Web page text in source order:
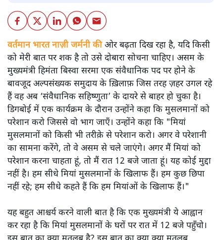
वर्तमान भारत नाज़ी जर्मनी कीओर बढ़ता दिख रहा है, यदि किसी
को मेरी बात पर शक है तो उसे दोबारा सोचना चाहिए। असम के
मुख्यमंत्री हिमंता बिस्वा सरमा एक संवैधानिक पद पर होने के
बावजूद अल्पसंख्यक समुदाय के ख़िलाफ़ जिस तरह ज़हर उगल रहे
हैं वह अब ‘संवैधानिक सहिष्णुता’ के दायरे से बाहर हो चुका है।
डिगबोई में एक कार्यक्रम के दौरान उन्होंने कहा कि मुसलमानों को
परेशान करो जिससे वो भाग जाएँ। उन्होंने कहा कि "मियां
मुसलमानों को किसी भी तरीक़े से परेशान करो। अगर वे परेशानी
का सामना करेंगे, तो वे असम से चले जाएंगे। अगर मैं मियां को
परेशान करना चाहता हूं, तो मैं रात 12 बजे जाता हूं। यह कोई मुद्दा
नहीं है। हम सीधे मियां मुसलमानों के खिलाफ हैं। हम कुछ छिपा
नहीं रहे; हम सीधे कहते हैं कि हम मियांओं के खिलाफ हैं।"
यह बहुत आश्चर्य करने वाली बात है कि एक मुख्यमंत्री ये आह्वान
कर रहा है कि मियांं मुसलमानों के घरों पर रात में 12 बजे पहुँचो।